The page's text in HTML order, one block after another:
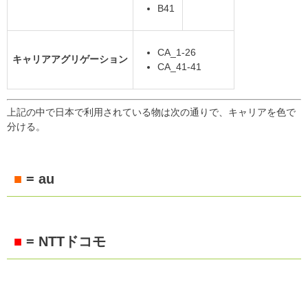
B41
キャリアアグリゲーション
CA_1-26
CA_41-41
上記の中で日本で利用されている物は次の通りで、キャリアを色で
分ける。
■ = au
■ = NTTドコモ